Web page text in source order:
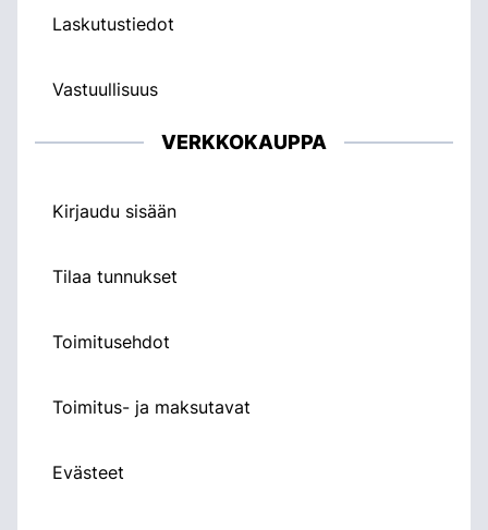
Laskutustiedot
Vastuullisuus
VERKKOKAUPPA
Kirjaudu sisään
Tilaa tunnukset
Toimitusehdot
Toimitus- ja maksutavat
Evästeet